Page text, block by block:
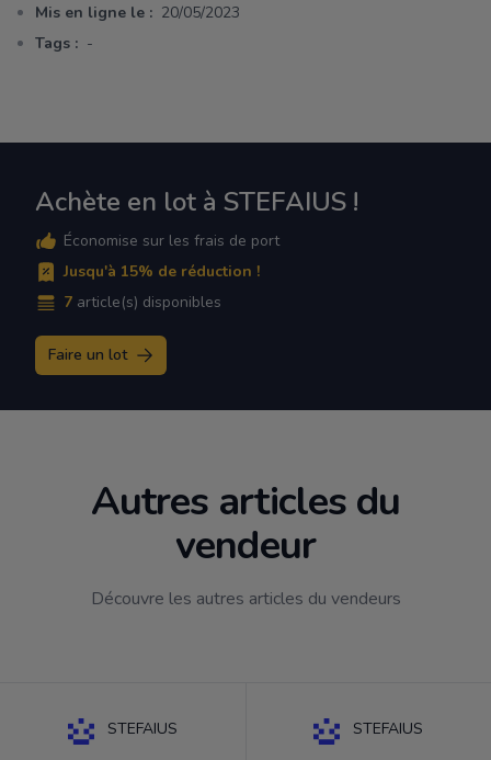
Mis en ligne le : 20/05/2023
Tags : -
Achète en lot à STEFAIUS !
Économise sur les frais de port
Jusqu'à 15% de réduction !
7 article(s) disponibles
Faire un lot
Autres articles du
vendeur
Découvre les autres articles du vendeurs
STEFAIUS STEFAIUS